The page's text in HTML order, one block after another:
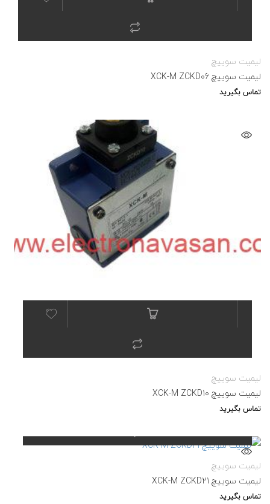
لیمیت سوییچ
لیمیت سوییچ XCK-M ZCKD06
تماس بگیرید
لیمیت سوییچ
لیمیت سوییچ XCK-M ZCKD10
تماس بگیرید
لیمیت سوییچ
لیمیت سوییچ XCK-M ZCKD21
تماس بگیرید